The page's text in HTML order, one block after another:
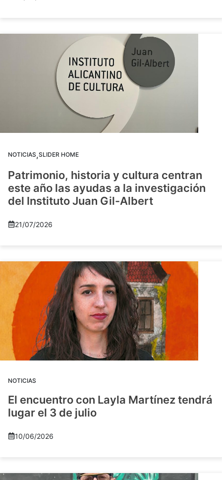
NOTICIAS,SLIDER HOME
Patrimonio, historia y cultura centran
este año las ayudas a la investigación
del Instituto Juan Gil-Albert
21/07/2026
NOTICIAS
El encuentro con Layla Martínez tendrá
lugar el 3 de julio
10/06/2026